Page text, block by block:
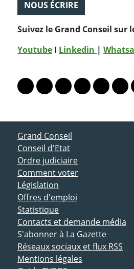
NOUS ÉCRIRE
Suivez le Grand Conseil sur
Youtube I Linkedin |
Lien vers le profil Mastodon
Lien vers le profil
Lien vers le profil
Lien vers le
Lien
ACCÈS DIRECT
Grand Conseil
Conseil d'Etat
Ordre judiciaire
Comment voter
Législation
Offres d'emploi
Statistique
Contacts et demande média
S'abonner à La Gazette
Réseaux sociaux et flux RSS
Mentions légales